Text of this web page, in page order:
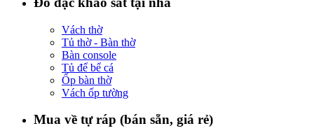
Vách thờ
Tủ thờ - Bàn thờ
Bàn console
Tủ để bể cá
Ốp bàn thờ
Vách ốp tường
Mua về tự ráp (bán sẵn, giá rẻ)